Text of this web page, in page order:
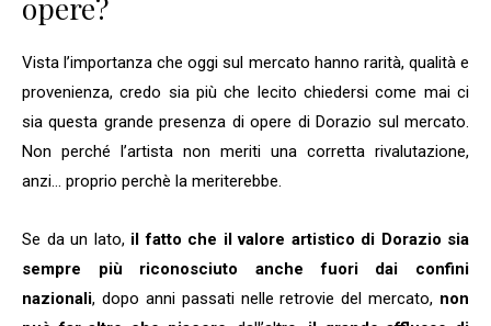
opere?
Vista l’importanza che oggi sul mercato hanno rarità, qualità e
provenienza, credo sia più che lecito chiedersi come mai ci
sia questa grande presenza di opere di Dorazio sul mercato.
Non perché l’artista non meriti una corretta rivalutazione,
anzi… proprio perchè la meriterebbe.
Se da un lato,il fatto che il valore artistico di Dorazio sia
sempre più riconosciuto anche fuori dai confini
nazionali, dopo anni passati nelle retrovie del mercato, non